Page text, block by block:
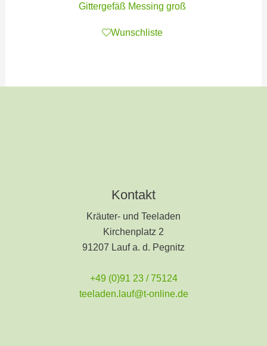
Gittergefäß Messing groß
Wunschliste
Kontakt
Kräuter- und Teeladen
Kirchenplatz 2
91207 Lauf a. d. Pegnitz
+49 (0)91 23 / 75124
teeladen.lauf@t-online.de